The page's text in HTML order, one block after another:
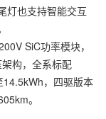
灯也支持智能交互
SiC功率模块，
构，全系标配
，四驱版本
。